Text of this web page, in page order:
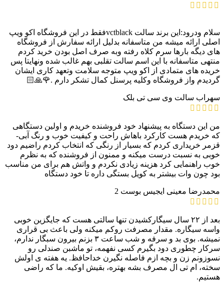
سلام ودرود:این برند سالت vctblackفقط در این فروشگاه اکو ویپ
اصلی ارائه میشه من متاسفانه بدلیل ارائه سفارش از فروشگاه
های دیگه بارها سرم کلاه رفته وبه صرف اصل بودن خرید کردم
منتهی متاسفانه با این اسم سالت تقلبی بهم غالب شده ونهایتا پس
خریده های متمادی از اکو ویپ متوجه سلامت وتعهد کاری ایشان
گردیدم واز فروشگاه وکلیه پرسنل کمال تشکر دارم .🌹🙏🏻
سهراب سالت وی سی تی بلک
من این دستگاه به پیشنهاد خود فروشنده خریدم و اولین دستگاهی
که خریدم هست کارکرد باهاش راحت و کیفیت خوب و رنگ آبی-
قزمر خریداری کردم که بسیار از رنگی که انتخاب کردم راضیم دود
خوبی به نسبت درست میکنه و ممنون از فروشنده که به نظرم
خوب راهنمایی کرد هزینه زیادی نکردم و واتش هم برای من مناسب
بود چون وات بیشتر به کویل بستگی داره تا خود دستگاه
محمدرضا معینی ایجیس بوست 2
بعد از ۲۲ سال سیگارکشیدن تنها سالتی هست که جایگزین خوبی
واسه سیگاره. مقدار مصرفت رو‌کم میکنه ولی باعث بی قراری
نمیشه. بوی بد و سرفه و شب ساعت ۳ بزنم بیرون سبگار ندارم،
سرکار چطوری دود بگیرم کسی نفهمه، تو ماشبن صندلی رو
نسوزونم زن و بچه ازم فاصله نگیرن خداحافظ. یه هفته ی اولش
سخته، ام تی ال مصرف بشه بهتره، بقیش اوکیه. ما که راضی
هستیم.